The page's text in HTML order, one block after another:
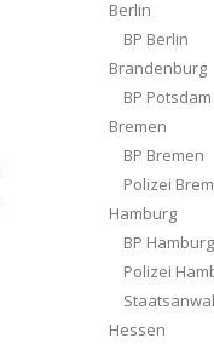
Berlin
BP Berlin
Brandenburg
BP Potsdam
Bremen
BP Bremen
Polizei
Hamburg
BP Hamburg
Polizei
Hessen